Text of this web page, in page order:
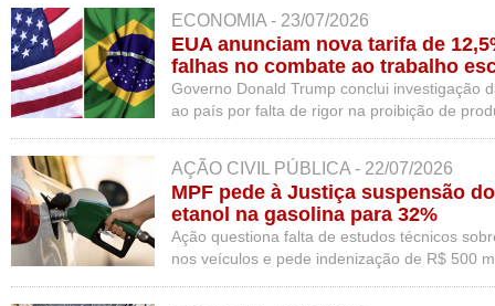
ECONOMIA - 23/07/2026
EUA anunciam nova tarifa de
falhas no combate ao trabalho
Governo Donald Trump conclui investigação
ao país por falta de rigor na proibição de
AÇÃO CIVIL PÚBLICA - 22/07/2026
MPF pede à Justiça suspensão
etanol na gasolina para 32%
Ação questiona falta de estudos técnicos
nos veículos e pede indenização de R$ 500